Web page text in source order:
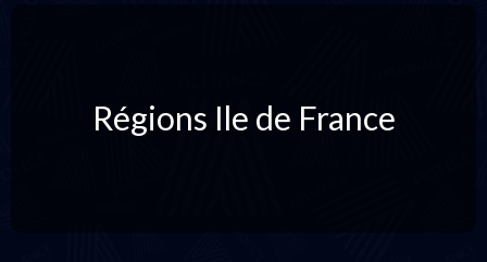
Régions Ile de France